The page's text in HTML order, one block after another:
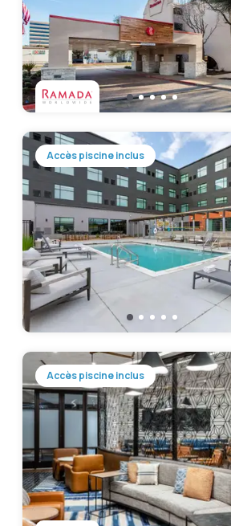
Accès piscine inclus
Accès piscine inclus